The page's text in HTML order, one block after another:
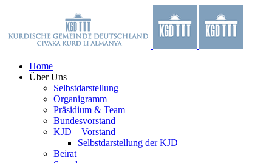
springen
Home
Über Uns
Selbstdarstellung
Organigramm
Präsidium & Team
Bundesvorstand
KJD – Vorstand
Selbstdarstellung der KJD
Beirat